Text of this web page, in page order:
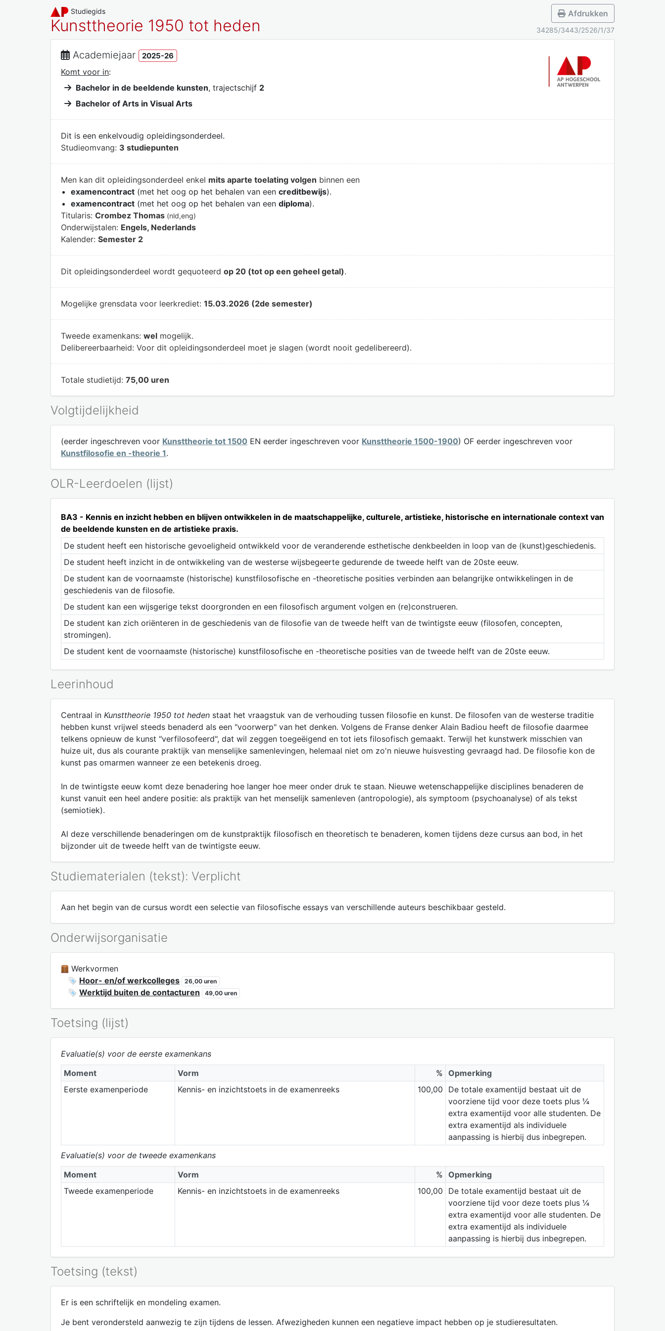
Studiegids
Kunsttheorie 1950 tot heden
Afdrukken
34285/3443/2526/1/37
Academiejaar 2025-26
Komt voor in:
Bachelor in de beeldende kunsten, trajectschijf 2
Bachelor of Arts in Visual Arts
Dit is een enkelvoudig opleidingsonderdeel.
Studieomvang: 3 studiepunten
Men kan dit opleidingsonderdeel enkel mits aparte toelating volgen binnen een
examencontract (met het oog op het behalen van een creditbewijs).
examencontract (met het oog op het behalen van een diploma).
Titularis: Crombez Thomas (nld,eng)
Onderwijstalen: Engels, Nederlands
Kalender: Semester 2
Dit opleidingsonderdeel wordt gequoteerd op 20 (tot op een geheel getal).
Mogelijke grensdata voor leerkrediet: 15.03.2026 (2de semester)
Tweede examenkans: wel mogelijk.
Delibereerbaarheid: Voor dit opleidingsonderdeel moet je slagen (wordt nooit gedelibereerd).
Totale studietijd: 75,00 uren
Volgtijdelijkheid
(eerder ingeschreven voor Kunsttheorie tot 1500 EN eerder ingeschreven voor Kunsttheorie 1500-1900) OF eerder ingeschreven voor
Kunstfilosofie en -theorie 1.
OLR-Leerdoelen (lijst)
BA3 - Kennis en inzicht hebben en blijven ontwikkelen in de maatschappelijke, culturele, artistieke, historische en internationale context van
de beeldende kunsten en de artistieke praxis.
De student heeft een historische gevoeligheid ontwikkeld voor de veranderende esthetische denkbeelden in loop van de (kunst)geschiedenis.
De student heeft inzicht in de ontwikkeling van de westerse wijsbegeerte gedurende de tweede helft van de 20ste eeuw.
De student kan de voornaamste (historische) kunstfilosofische en -theoretische posities verbinden aan belangrijke ontwikkelingen in de
geschiedenis van de filosofie.
De student kan een wijsgerige tekst doorgronden en een filosofisch argument volgen en (re)construeren.
De student kan zich oriënteren in de geschiedenis van de filosofie van de tweede helft van de twintigste eeuw (filosofen, concepten,
stromingen).
De student kent de voornaamste (historische) kunstfilosofische en -theoretische posities van de tweede helft van de 20ste eeuw.
Leerinhoud
Centraal in Kunsttheorie 1950 tot heden staat het vraagstuk van de verhouding tussen filosofie en kunst. De filosofen van de westerse traditie
hebben kunst vrijwel steeds benaderd als een "voorwerp" van het denken. Volgens de Franse denker Alain Badiou heeft de filosofie daarmee
telkens opnieuw de kunst "verfilosofeerd", dat wil zeggen toegeëigend en tot iets filosofisch gemaakt. Terwijl het kunstwerk misschien van
huize uit, dus als courante praktijk van menselijke samenlevingen, helemaal niet om zo'n nieuwe huisvesting gevraagd had. De filosofie kon de
kunst pas omarmen wanneer ze een betekenis droeg.
In de twintigste eeuw komt deze benadering hoe langer hoe meer onder druk te staan. Nieuwe wetenschappelijke disciplines benaderen de
kunst vanuit een heel andere positie: als praktijk van het menselijk samenleven (antropologie), als symptoom (psychoanalyse) of als tekst
(semiotiek).
Al deze verschillende benaderingen om de kunstpraktijk filosofisch en theoretisch te benaderen, komen tijdens deze cursus aan bod, in het
bijzonder uit de tweede helft van de twintigste eeuw.
Studiematerialen (tekst): Verplicht
Aan het begin van de cursus wordt een selectie van filosofische essays van verschillende auteurs beschikbaar gesteld.
Onderwijsorganisatie
Werkvormen
Hoor- en/of werkcolleges
26,00 uren
Werktijd buiten de contacturen 49,00 uren
Toetsing (lijst)
Evaluatie(s) voor de eerste examenkans
Moment
Vorm % Opmerking
Eerste examenperiode
Kennis- en inzichtstoets in de examenreeks 100,00
De totale examentijd bestaat uit de
voorziene tijd voor deze toets plus ¼
extra examentijd voor alle studenten. De
extra examentijd als individuele
aanpassing is hierbij dus inbegrepen.
Evaluatie(s) voor de tweede examenkans
Moment
Vorm % Opmerking
Tweede examenperiode
Kennis- en inzichtstoets in de examenreeks 100,00
De totale examentijd bestaat uit de
voorziene tijd voor deze toets plus ¼
extra examentijd voor alle studenten. De
extra examentijd als individuele
aanpassing is hierbij dus inbegrepen.
Toetsing (tekst)
Er is een schriftelijk en mondeling examen.
Je bent verondersteld aanwezig te zijn tijdens de lessen. Afwezigheden kunnen een negatieve impact hebben op je studieresultaten.